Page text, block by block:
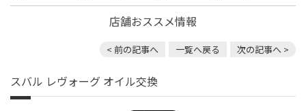
店舗おススメ情報
< 前の記事へ 一覧へ戻る 次の記事へ >
スバル レヴォーグ オイル交換